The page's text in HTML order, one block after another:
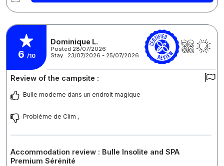
6 /10
Dominique L.
Posted 28/07/2026
Stay : 23/07/2026 - 25/07/2026
Review of the campsite :
Bulle moderne dans un endroit magique
Problème de Clim ,
Accommodation review : Bulle Insolite and SPA
Premium Sérénité